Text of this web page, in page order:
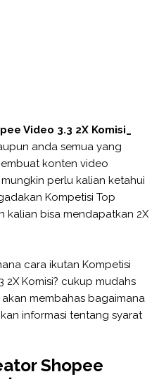
Video 3.3 2X Komisi_
anda semua yang
konten video
perlu kalian ketahui
Kompetisi Top
kalian bisa mendapatkan 2X
cara ikutan Kompetisi
2X Komisi? cukup mudahs
membahas bagaimana
informasi tentang syarat
Shopee